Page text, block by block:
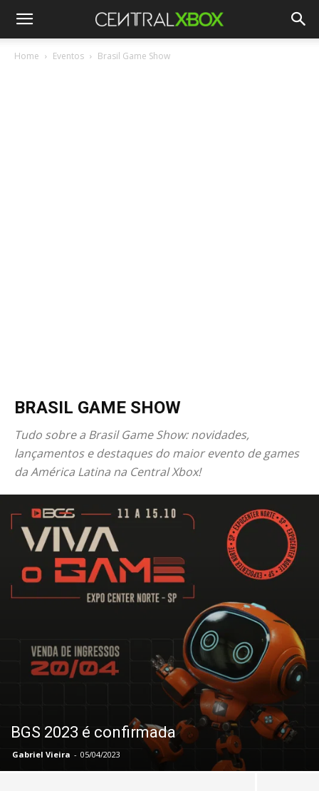
Home Eventos Brasil Game Show
BRASIL GAME SHOW
Tudo sobre a Brasil Game Show: novidades,
lançamentos e destaques do maior evento de games
da América Latina na Central Xbox!
BGS 2023 é confirmada
Gabriel Vieira - 05/04/2023